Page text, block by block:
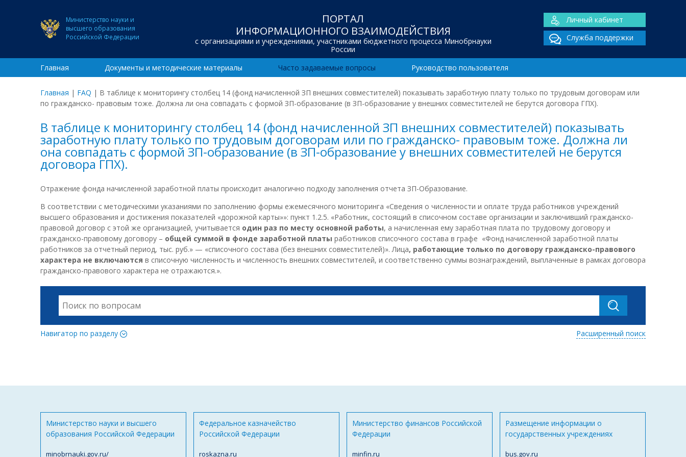
Министерство науки и
высшего образования
Российской Федерации
ПОРТАЛ
ИНФОРМАЦИОННОГО ВЗАИМОДЕЙСТВИЯ
с организациями и учреждениями, участниками бюджетного процесса Минобрнауки
России
Личный кабинет
Служба поддержки
Главная Документы и методические материалы Часто задаваемые вопросы Руководство пользователя
Главная | FAQ | В таблице к мониторингу столбец 14 (фонд начисленной ЗП внешних совместителей) показывать заработную плату только по трудовым договорам или
по гражданско- правовым тоже. Должна ли она совпадать с формой ЗП-образование (в ЗП-образование у внешних совместителей не берутся договора ГПХ).
В таблице к мониторингу столбец 14 (фонд начисленной ЗП внешних совместителей) показывать
заработную плату только по трудовым договорам или по гражданско- правовым тоже. Должна ли
она совпадать с формой ЗП-образование (в ЗП-образование у внешних совместителей не берутся
договора ГПХ).
Отражение фонда начисленной заработной платы происходит аналогично подходу заполнения отчета ЗП-Образование.
В соответствии с методическими указаниями по заполнению формы ежемесячного мониторинга «Сведения о численности и оплате труда работников учреждений
высшего образования и достижения показателей «дорожной карты»»: пункт 1.2.5. «Работник, состоящий в списочном составе организации и заключивший гражданско-
правовой договор с этой же организацией, учитывается один раз по месту основной работы, а начисленная ему заработная плата по трудовому договору и
гражданско-правовому договору – общей суммой в фонде заработной платы работников списочного состава в графе «Фонд начисленной заработной платы
работников за отчетный период, тыс. руб.» — «списочного состава (без внешних совместителей)». Лица, работающие только по договору гражданско-правового
характера не включаются в списочную численность и численность внешних совместителей, и соответственно суммы вознаграждений, выплаченные в рамках договора
гражданско-правового характера не отражаются.».
Навигатор по разделу Расширенный поиск
Министерство науки и высшего
образования Российской Федерации
minobrnauki.gov.ru/
Федеральное казначейство
Российской Федерации
roskazna.ru
Министерство финансов Российской
Федерации
minfin.ru
Размещение информации о
государственных учреждениях
bus.gov.ru